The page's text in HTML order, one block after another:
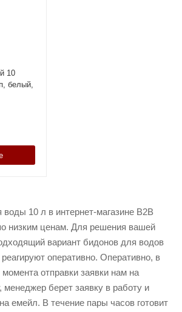
10
белый,
10 л в интернет-магазине B2B
низким ценам. Для решения вашей
вариант бидонов для водов
оперативно. Оперативно, в
отправки заявки нам на
менеджер берет заявку в работу и
емейл. В течение пары часов готовит